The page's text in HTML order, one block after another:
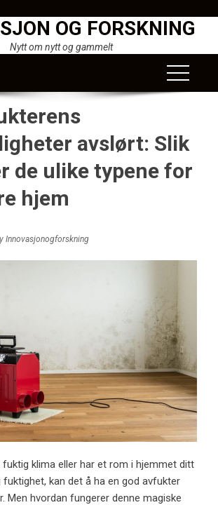
OG FORSKNING
Nytt om nytt og gammelt
avslørt: Slik
de ulike typene for
hjem
Innovasjonogforskning
fuktig klima eller har et rom i hjemmet ditt
fuktighet, kan det å ha en god avfukter
Men hvordan fungerer denne magiske